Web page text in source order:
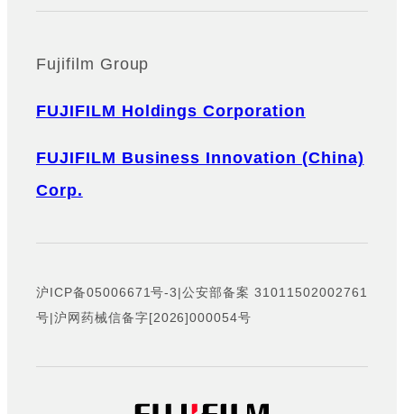
Fujifilm Group
FUJIFILM Holdings Corporation
FUJIFILM Business Innovation (China)
Corp.
沪ICP备05006671号-3|公安部备案 31011502002761
号|沪网药械信备字[2026]000054号